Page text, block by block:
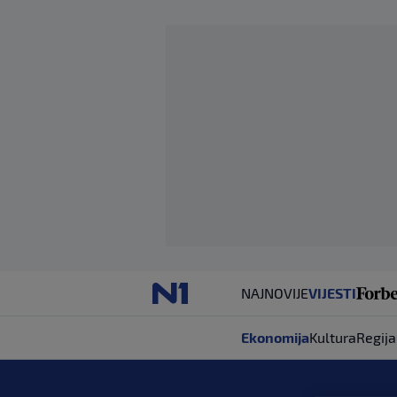
NAJNOVIJEVIJESTI
EkonomijaKulturaRegija